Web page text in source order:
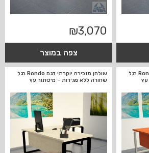
₪3,070
צפה במוצר
שולחן מזכירה יוקרתי דגם Rondo רגל
עץ
שולחן מזכירה יוקרתי דגם Rondo רגל
שחורה ללא מגירות - מיסתור עץ